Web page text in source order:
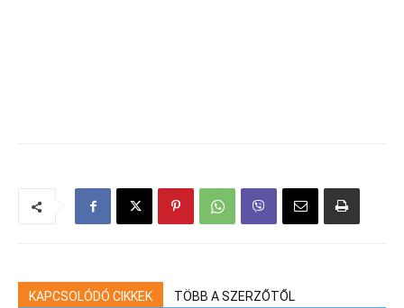
KAPCSOLÓDÓ CIKKEK TÖBB A SZERZŐTŐL